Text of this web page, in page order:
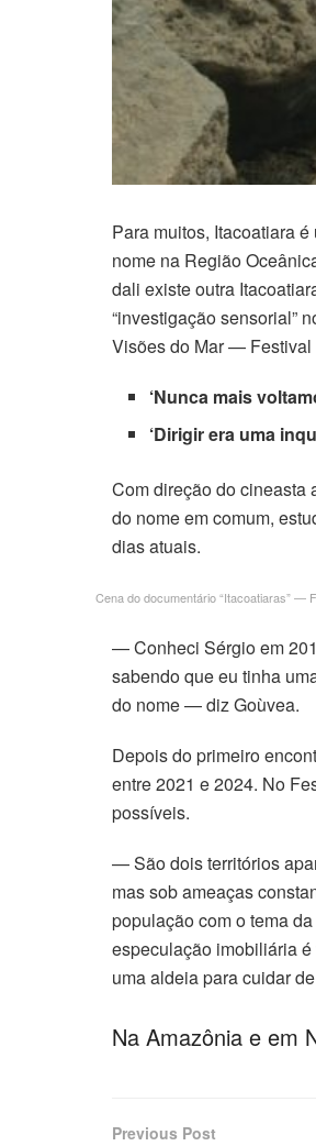
Para muitos, Itacoatiara
nome na Região
dali existe outra
“investigação sensorial”
Visões do Mar — Festival
‘Nunca mais
‘Dirigir era uma
Com direção do cineasta
do nome em comum,
dias atuais.
Cena do documentário “Itacoatiaras” —
— Conheci Sérgio em
sabendo que eu tinha
do nome — diz Goùvea.
Depois do primeiro
entre 2021 e 2024. No
possíveis.
— São dois territórios
mas sob ameaças
população com o tema
especulação imobiliária
uma aldeia para cuidar
Na Amazônia e em
Previous Post